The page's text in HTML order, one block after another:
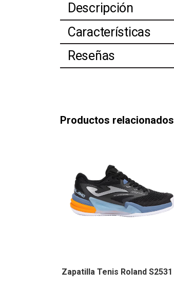
Descripción
Características
Reseñas
Productos relacionados
Zapatilla Tenis Roland S2531